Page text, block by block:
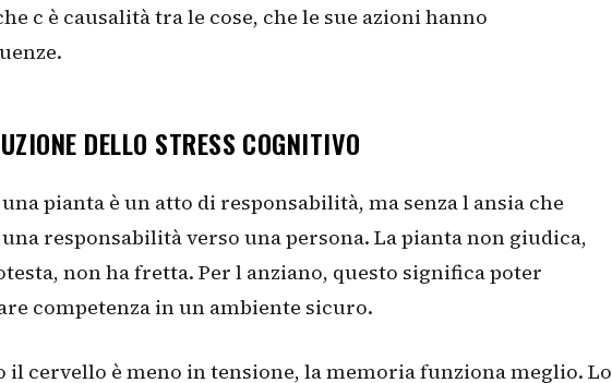
c è causalità tra le cose, che le sue azioni hanno
DELLO STRESS COGNITIVO
pianta è un atto di responsabilità, ma senza l ansia che
responsabilità verso una persona. La pianta non giudica,
non ha fretta. Per l anziano, questo significa poter
competenza in un ambiente sicuro.
il cervello è meno in tensione, la memoria funziona meglio. Lo